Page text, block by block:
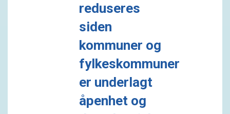
reduseres
siden
kommuner og
fylkeskommuner
er underlagt
åpenhet og